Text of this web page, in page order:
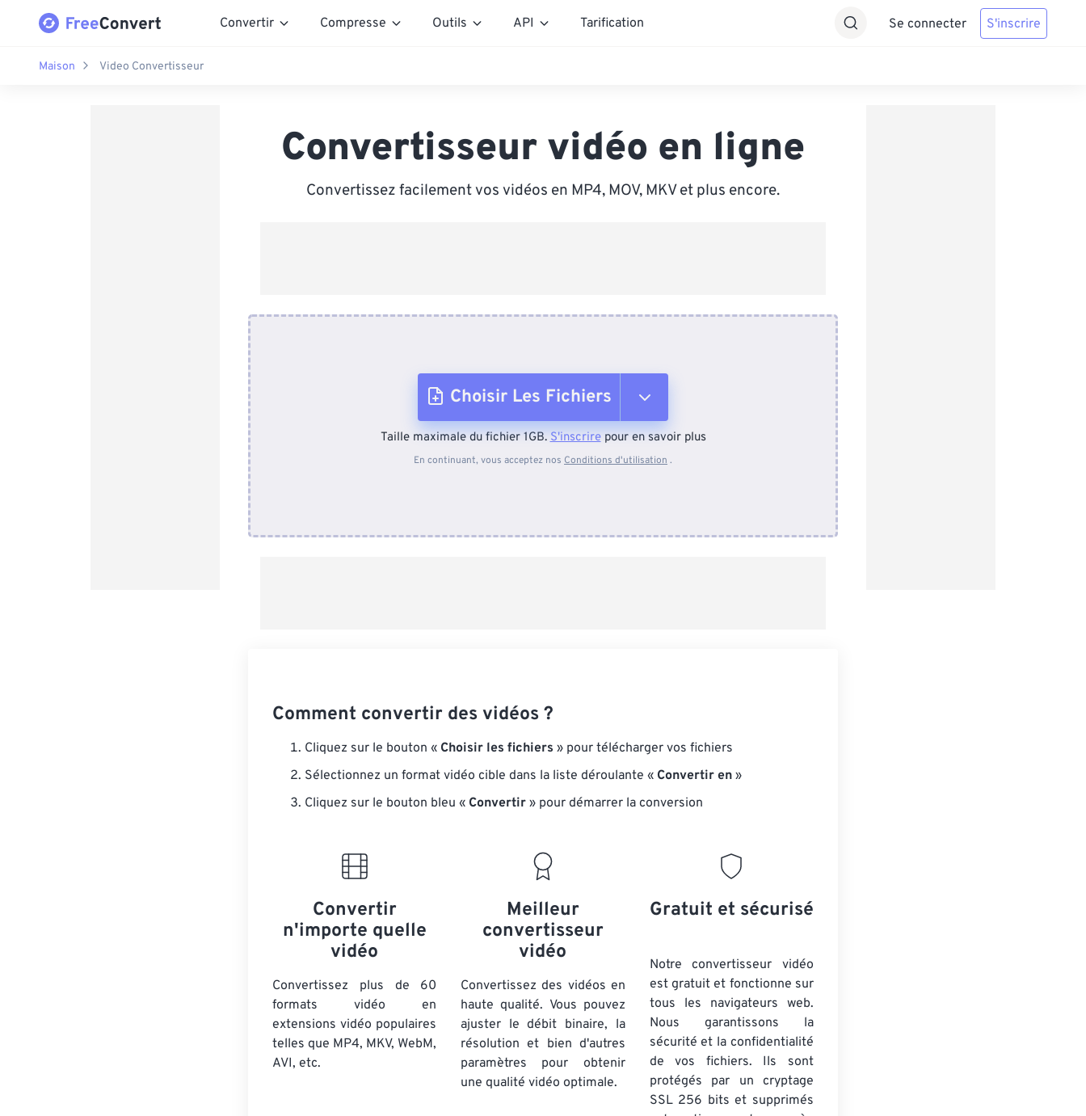
Convertir Compresse Outils API Tarification Se connecter S'inscrire
Maison Video Convertisseur
Convertisseur vidéo en ligne
Convertissez facilement vos vidéos en MP4, MOV, MKV et plus encore.
Choisir Les Fichiers
Depuis l'appareil
Taille maximale du fichier 1GB.S'inscrirepour en savoir plus
En continuant, vous acceptez nos Conditions d'utilisation .
Comment convertir des vidéos ?
Cliquez sur le bouton « Choisir les fichiers » pour télécharger vos fichiers
Sélectionnez un format vidéo cible dans la liste déroulante « Convertir en »
Cliquez sur le bouton bleu « Convertir » pour démarrer la conversion
Convertir
n'importe quelle
vidéo
Convertissez plus de 60
formats vidéo en
extensions vidéo populaires
telles que MP4, MKV, WebM,
AVI, etc.
Meilleur
convertisseur
vidéo
Convertissez des vidéos en
haute qualité. Vous pouvez
ajuster le débit binaire, la
résolution et bien d'autres
paramètres pour obtenir
une qualité vidéo optimale.
Gratuit et sécurisé
Notre convertisseur vidéo
est gratuit et fonctionne sur
tous les navigateurs web.
Nous garantissons la
sécurité et la confidentialité
de vos fichiers. Ils sont
protégés par un cryptage
SSL 256 bits et supprimés